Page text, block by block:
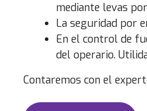
mediante levas
La seguridad por
En el control de
del operario.
Contaremos con el